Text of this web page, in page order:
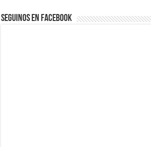
Seguinos en Facebook